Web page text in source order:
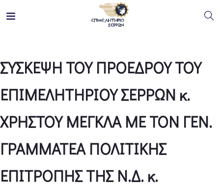
ΣΥΣΚΕΨΗ ΤΟΥ ΠΡΟΕΔΡΟΥ ΤΟΥ
ΕΠΙΜΕΛΗΤΗΡΙΟΥ ΣΕΡΡΩΝ κ.
ΧΡΗΣΤΟΥ ΜΕΓΚΛΑ ΜΕ ΤΟΝ ΓΕΝ.
ΓΡΑΜΜΑΤΕΑ ΠΟΛΙΤΙΚΗΣ
ΕΠΙΤΡΟΠΗΣ ΤΗΣ Ν.Δ. κ.